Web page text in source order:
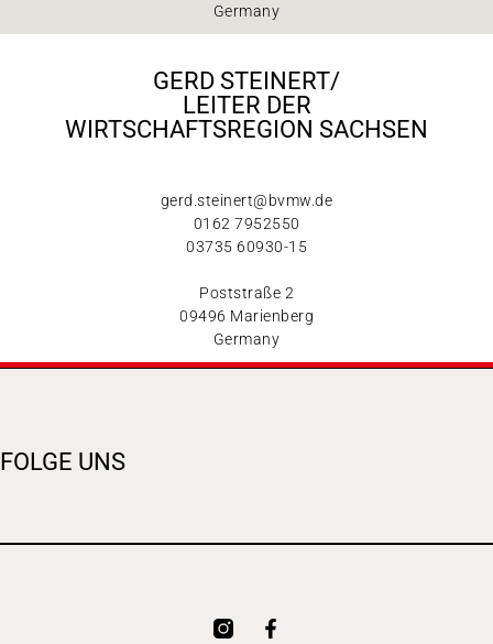
Germany
GERD STEINERT/
LEITER DER
WIRTSCHAFTSREGION SACHSEN​
gerd.steinert@bvmw.de
0162 7952550
03735 60930-15
Poststraße 2
09496 Marienberg
Germany
FOLGE UNS